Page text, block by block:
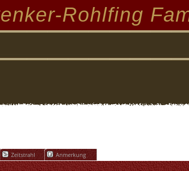
Rohlfing
Zeitstrahl
Anmerkung